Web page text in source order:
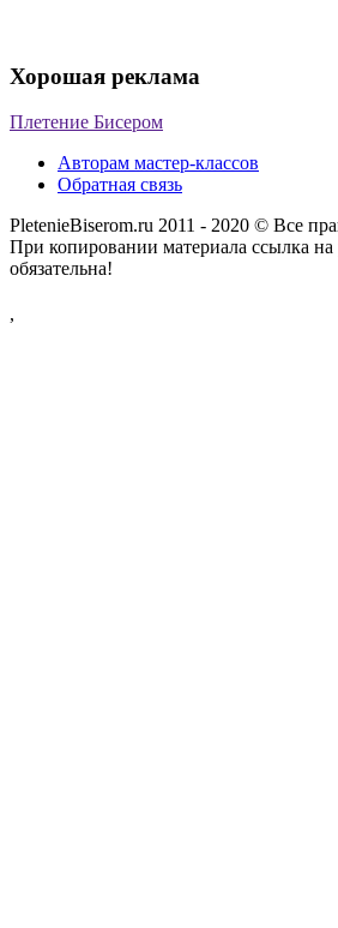
Хорошая реклама
Плетение Бисером
Авторам мастер-классов
Обратная связь
PletenieBiserom.ru 2011 - 2020 © Все
При копировании материала ссылка на
обязательна!
,